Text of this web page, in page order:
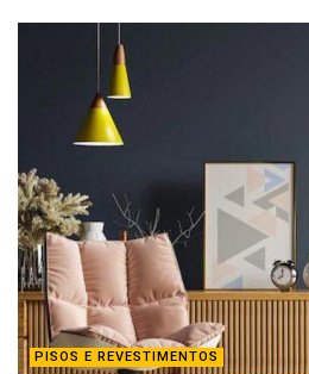
PISOS E REVESTIMENTOS